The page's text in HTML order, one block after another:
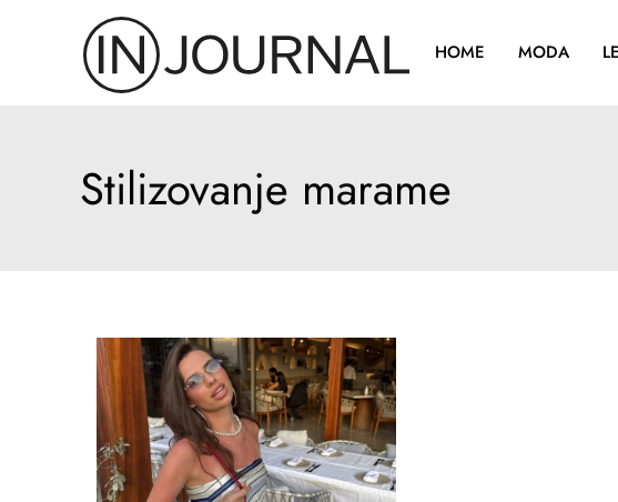
HOME MODA
Stilizovanje marame